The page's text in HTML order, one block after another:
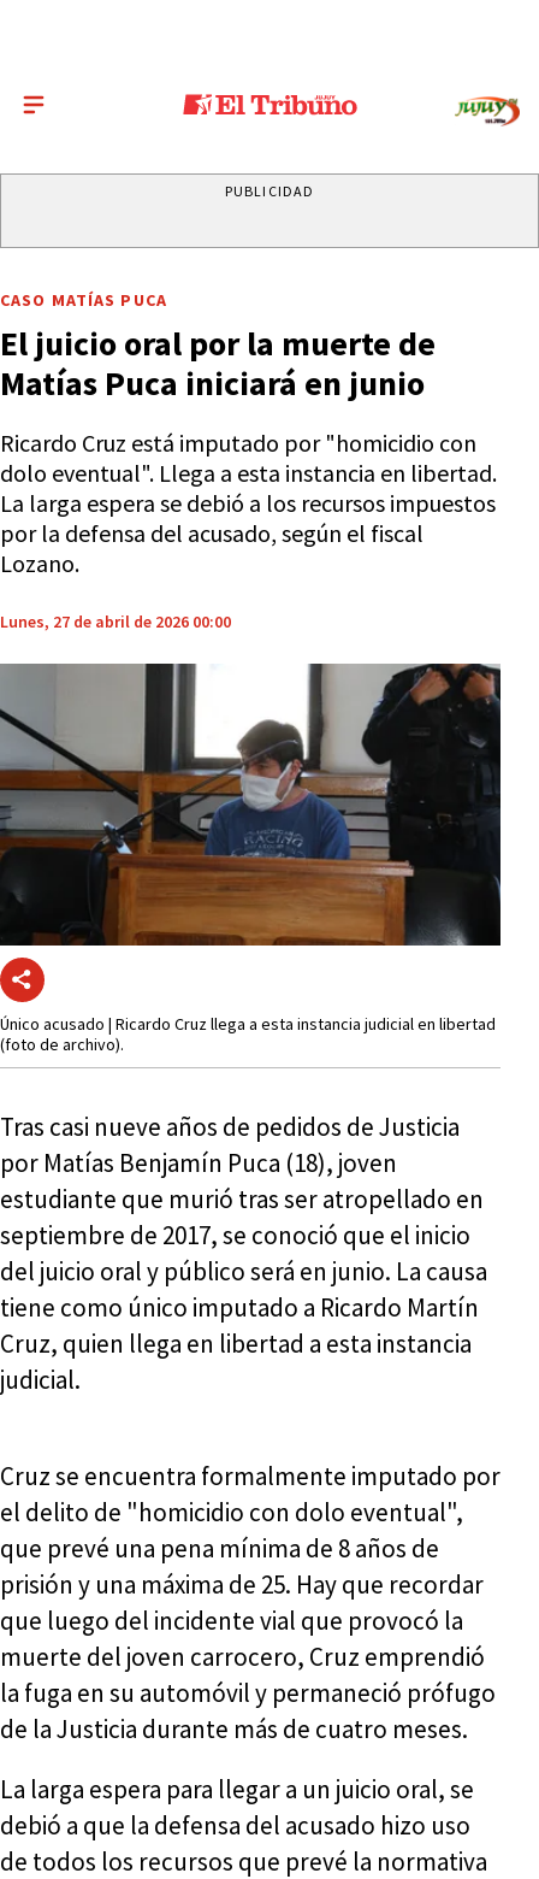
PUBLICIDAD
CASO MATÍAS PUCA
El juicio oral por la muerte de
Matías Puca iniciará en junio
Ricardo Cruz está imputado por "homicidio con
dolo eventual". Llega a esta instancia en libertad.
La larga espera se debió a los recursos impuestos
por la defensa del acusado, según el fiscal
Lozano.
Lunes, 27 de abril de 2026 00:00
Único acusado | Ricardo Cruz llega a esta instancia judicial en libertad
(foto de archivo).
Tras casi nueve años de pedidos de Justicia
por Matías Benjamín Puca (18), joven
estudiante que murió tras ser atropellado en
septiembre de 2017, se conoció que el inicio
del juicio oral y público será en junio. La causa
tiene como único imputado a Ricardo Martín
Cruz, quien llega en libertad a esta instancia
judicial.
Cruz se encuentra formalmente imputado por
el delito de "homicidio con dolo eventual",
que prevé una pena mínima de 8 años de
prisión y una máxima de 25. Hay que recordar
que luego del incidente vial que provocó la
muerte del joven carrocero, Cruz emprendió
la fuga en su automóvil y permaneció prófugo
de la Justicia durante más de cuatro meses.
La larga espera para llegar a un juicio oral, se
debió a que la defensa del acusado hizo uso
de todos los recursos que prevé la normativa